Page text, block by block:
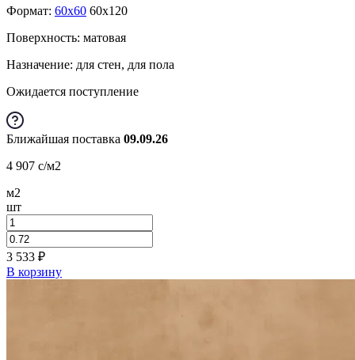
Формат: 60x60 60x120
Поверхность: матовая
Назначение: для стен, для пола
Ожидается поступление
Ближайшая поставка 09.09.26
4 907 c/м2
м2
шт
3 533 ₽
В корзину